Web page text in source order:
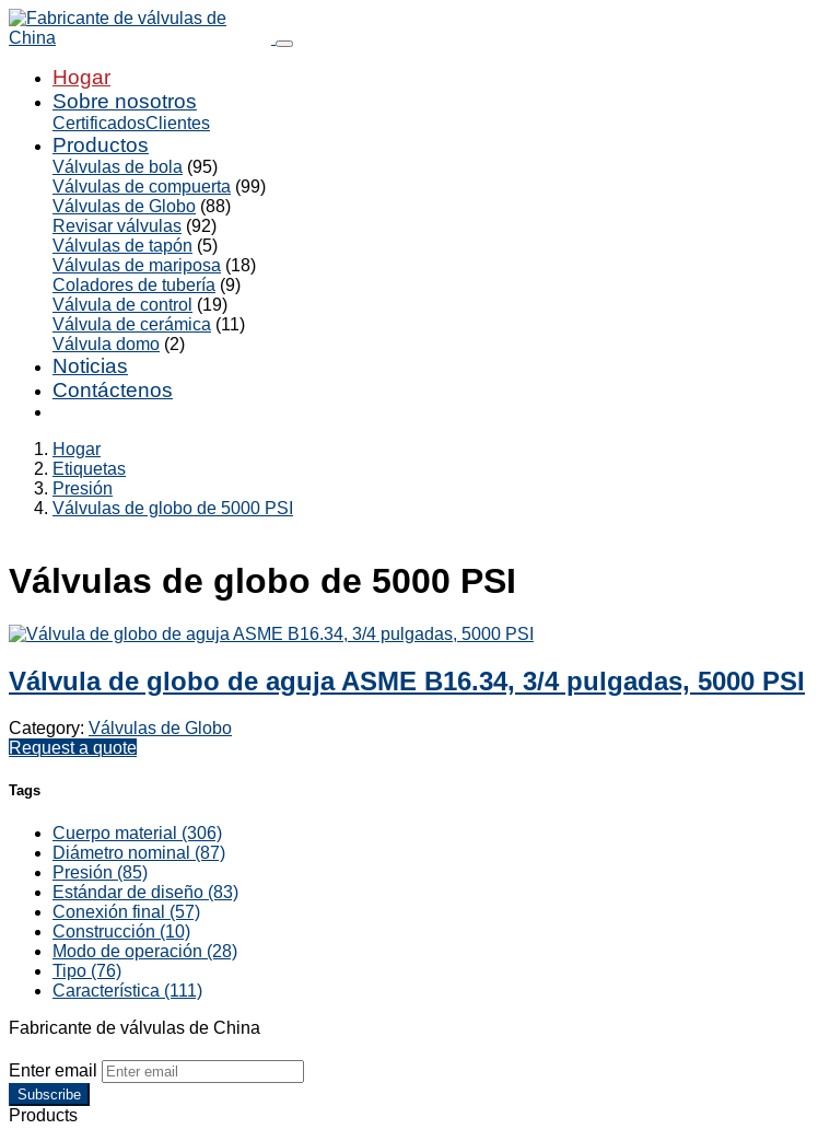
Hogar
Sobre nosotros
CertificadosClientes
Productos
Válvulas de bola (95)
Válvulas de compuerta (99)
Válvulas de Globo (88)
Revisar válvulas (92)
Válvulas de tapón (5)
Válvulas de mariposa (18)
Coladores de tubería (9)
Válvula de control (19)
Válvula de cerámica (11)
Válvula domo (2)
Noticias
Contáctenos
Hogar
Etiquetas
Presión
Válvulas de globo de 5000 PSI
Válvulas de globo de 5000 PSI
Válvula de globo de aguja ASME B16.34, 3/4 pulgadas, 5000 PSI
Category: Válvulas de Globo
Request a quote
Tags
Cuerpo material (306)
Diámetro nominal (87)
Presión (85)
Estándar de diseño (83)
Conexión final (57)
Construcción (10)
Modo de operación (28)
Tipo (76)
Característica (111)
Fabricante de válvulas de China
Enter email
Subscribe
Products